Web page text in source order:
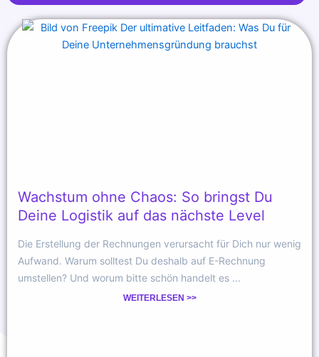
Wachstum ohne Chaos: So bringst Du
Deine Logistik auf das nächste Level
Die Erstellung der Rechnungen verursacht für Dich nur wenig
Aufwand. Warum solltest Du deshalb auf E-Rechnung
umstellen? Und worum bitte schön handelt es ...
WEITERLESEN >>